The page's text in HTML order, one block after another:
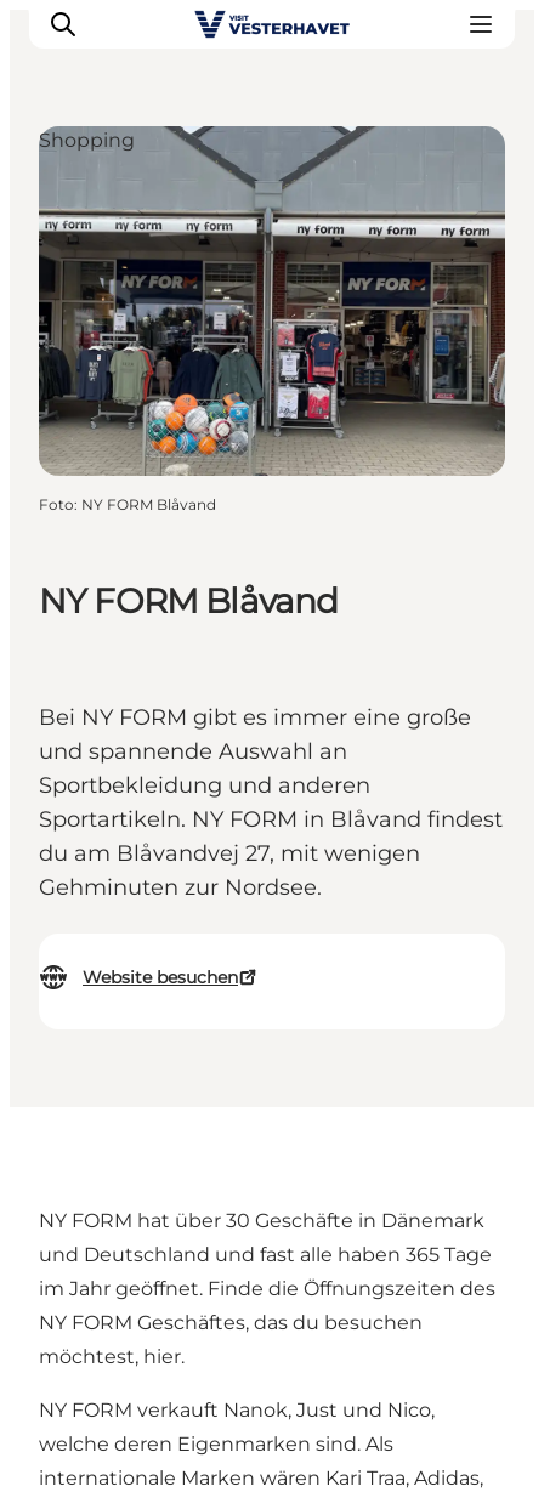
Events
Erlebnisse
Unsere Städte
Essen & Übernachtung
Tickets kaufen
Plane deine Reise
NY FORM Blåvand
Bei NY FORM gibt es immer eine große
und spannende Auswahl an
Sportbekleidung und anderen
Sportartikeln. NY FORM in Blåvand findest
du am Blåvandvej 27, mit wenigen
Gehminuten zur Nordsee.
Website besuchen
Shopping
Foto: NY FORM Blåvand
NY FORM hat über 30 Geschäfte in Dänemark
und Deutschland und fast alle haben 365 Tage
im Jahr geöffnet. Finde die Öffnungszeiten des
NY FORM Geschäftes, das du besuchen
möchtest, hier.
NY FORM verkauft Nanok, Just und Nico,
welche deren Eigenmarken sind. Als
internationale Marken wären Kari Traa, Adidas,